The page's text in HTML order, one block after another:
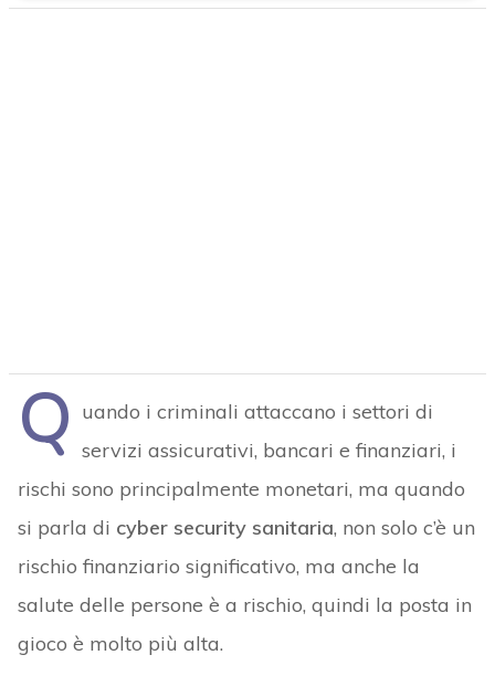
Q uando i criminali attaccano i settori di
servizi assicurativi, bancari e finanziari, i
rischi sono principalmente monetari, ma quando
si parla di cyber security sanitaria, non solo c’è un
rischio finanziario significativo, ma anche la
salute delle persone è a rischio, quindi la posta in
gioco è molto più alta.